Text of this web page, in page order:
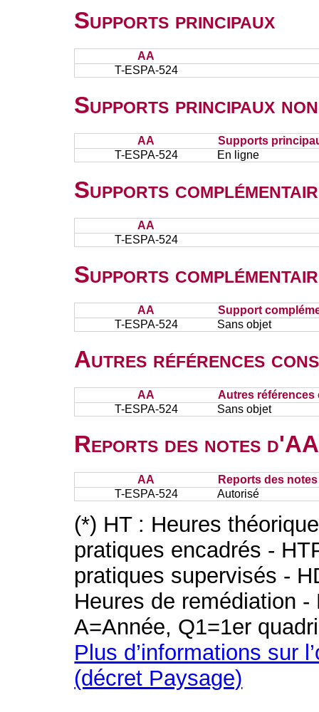
Supports principaux
AA
T-ESPA-524
Supports principaux
AA
Supports
T-ESPA-524
En ligne
Supports
AA
T-ESPA-524
Supports
AA
Support
T-ESPA-524
Sans objet
Autres références
AA
Autres références
T-ESPA-524
Sans objet
Reports des notes
AA
Reports des
T-ESPA-524
Autorisé
(*) HT : Heures
pratiques encadrés -
pratiques supervisés -
Heures de remédiation
A=Année, Q1=1er
Plus d’informations sur
(décret Paysage)